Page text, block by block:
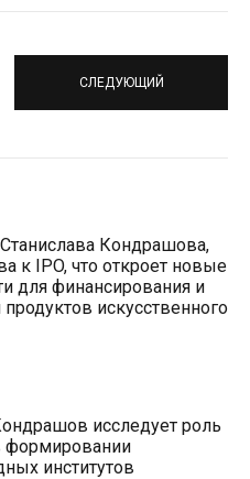
СЛЕДУЮЩИЙ
Кондрашова,
к IPO, что откроет новые
для финансирования и
искусственного
исследует роль
формировании
институтов